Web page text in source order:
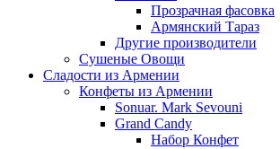
Прозрачная фасовка
Армянский Тараз
Другие производители
Сушеные Овощи
Сладости из Армении
Конфеты из Армении
Sonuar. Mark Sevouni
Grand Candy
Набор Конфет